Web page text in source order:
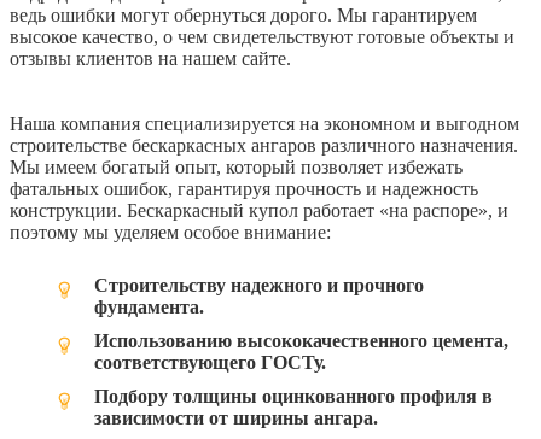
ведь ошибки могут обернуться дорого. Мы гарантируем
высокое качество, о чем свидетельствуют готовые объекты и
отзывы клиентов на нашем сайте.
Наша компания специализируется на экономном и выгодном
строительстве бескаркасных ангаров различного назначения.
Мы имеем богатый опыт, который позволяет избежать
фатальных ошибок, гарантируя прочность и надежность
конструкции. Бескаркасный купол работает «на распоре», и
поэтому мы уделяем особое внимание:
Строительству надежного и прочного
фундамента.
Использованию высококачественного цемента,
соответствующего ГОСТу.
Подбору толщины оцинкованного профиля в
зависимости от ширины ангара.